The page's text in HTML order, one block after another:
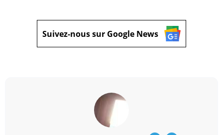
Suivez-nous sur Google News